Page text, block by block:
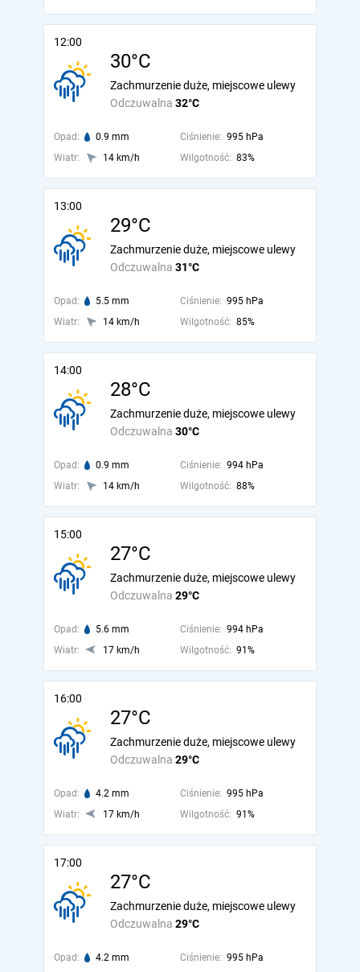
12:00
30°C
Odczuwalna 32°C
Zachmurzenie duże, miejscowe ulewy
Opad: 0.9 mm Ciśnienie: 995 hPa
Wiatr:
14 km/h Wilgotność: 83%
13:00
29°C
Odczuwalna 31°C
Zachmurzenie duże, miejscowe ulewy
Opad: 5.5 mm Ciśnienie: 995 hPa
Wiatr:
14 km/h Wilgotność: 85%
14:00
28°C
Odczuwalna 30°C
Zachmurzenie duże, miejscowe ulewy
Opad: 0.9 mm Ciśnienie: 994 hPa
Wiatr:
14 km/h Wilgotność: 88%
15:00
27°C
Odczuwalna 29°C
Zachmurzenie duże, miejscowe ulewy
Opad: 5.6 mm Ciśnienie: 994 hPa
Wiatr:
17 km/h Wilgotność: 91%
16:00
27°C
Odczuwalna 29°C
Zachmurzenie duże, miejscowe ulewy
Opad: 4.2 mm Ciśnienie: 995 hPa
Wiatr:
17 km/h Wilgotność: 91%
17:00
27°C
Odczuwalna 29°C
Zachmurzenie duże, miejscowe ulewy
Opad: 4.2 mm Ciśnienie: 995 hPa